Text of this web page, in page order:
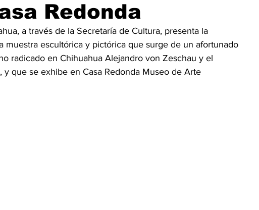
Redonda
a través de la Secretaría de Cultura, presenta la
muestra escultórica y pictórica que surge de un afortunado
radicado en Chihuahua Alejandro von Zeschau y el
que se exhibe en Casa Redonda Museo de Arte